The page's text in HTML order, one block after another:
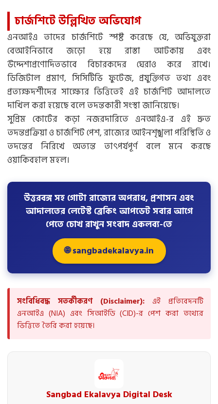
চার্জশিটে উল্লিখিত অভিযোগ
এনআইএ তাদের চার্জশিটে স্পষ্ট করেছে যে, অভিযুক্তরা
বেআইনিভাবে জড়ো হয়ে রাস্তা আটকায় এবং
উদ্দেশ্যপ্রণোদিতভাবে বিচারকদের ঘেরাও করে রাখে।
ডিজিটাল প্রমাণ, সিসিটিভি ফুটেজ, প্রযুক্তিগত তথ্য এবং
প্রত্যক্ষদর্শীদের সাক্ষ্যের ভিত্তিতেই এই চার্জশিট আদালতে
দাখিল করা হয়েছে বলে তদন্তকারী সংস্থা জানিয়েছে।
সুপ্রিম কোর্টের কড়া নজরদারিতে এনআইএ-র এই দ্রুত
তদন্তপ্রক্রিয়া ও চার্জশিট পেশ, রাজ্যের আইনশৃঙ্খলা পরিস্থিতি ও
তদন্তের নিরিখে অত্যন্ত তাৎপর্যপূর্ণ বলে মনে করছে
ওয়াকিবহাল মহল।
উত্তরবঙ্গ সহ গোটা রাজ্যের অপরাধ, প্রশাসন এবং
আদালতের লেটেস্ট ব্রেকিং আপডেট সবার আগে
পেতে চোখ রাখুন সংবাদ একলব্য-তে
🌐 sangbadekalavya.in
সংবিধিবদ্ধ সতর্কীকরণ (Disclaimer): এই প্রতিবেদনটি
এনআইএ (NIA) এবং সিআইডি (CID)-র পেশ করা তথ্যের
ভিত্তিতে তৈরি করা হয়েছে।
Sangbad Ekalavya Digital Desk